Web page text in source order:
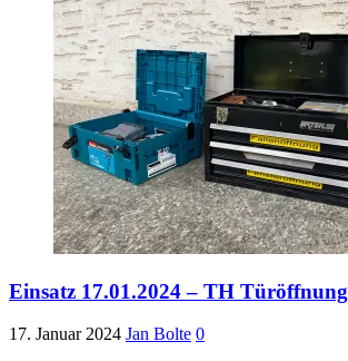
Einsatz 17.01.2024 – TH Türöffnung
17. Januar 2024 Jan Bolte 0